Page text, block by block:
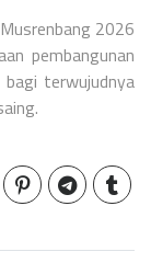
2026
pembangunan
terwujudnya